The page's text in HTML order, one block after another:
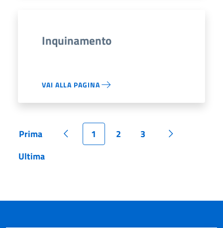
Inquinamento
VAI ALLA PAGINA
Pagina
Prima Pagina precedente
Pagina
1 Pagina
2 Pagina
3
Pagina
Pagina
Ultima